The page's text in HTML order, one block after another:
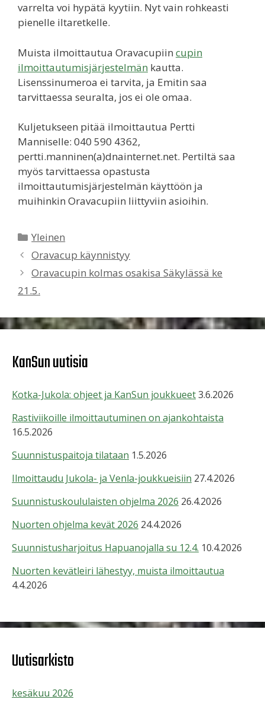
varrelta voi hypätä kyytiin. Nyt vain rohkeasti
pienelle iltaretkelle.
Muista ilmoittautua Oravacupiin cupin
ilmoittautumisjärjestelmän kautta.
Lisenssinumeroa ei tarvita, ja Emitin saa
tarvittaessa seuralta, jos ei ole omaa.
Kuljetukseen pitää ilmoittautua Pertti
Manniselle: 040 590 4362,
pertti.manninen(a)dnainternet.net. Pertiltä saa
myös tarvittaessa opastusta
ilmoittautumisjärjestelmän käyttöön ja
muihinkin Oravacupiin liittyviin asioihin.
Kategoriat
Yleinen
Oravacup käynnistyy
Oravacupin kolmas osakisa Säkylässä ke
21.5.
KanSun uutisia
Kotka-Jukola: ohjeet ja KanSun joukkueet3.6.2026
Rastiviikoille ilmoittautuminen on ajankohtaista
16.5.2026
Suunnistuspaitoja tilataan 1.5.2026
Ilmoittaudu Jukola- ja Venla-joukkueisiin 27.4.2026
Suunnistuskoululaisten ohjelma 2026 26.4.2026
Nuorten ohjelma kevät 2026 24.4.2026
Suunnistusharjoitus Hapuanojalla su 12.4. 10.4.2026
Nuorten kevätleiri lähestyy, muista ilmoittautua
4.4.2026
Uutisarkisto
kesäkuu 2026